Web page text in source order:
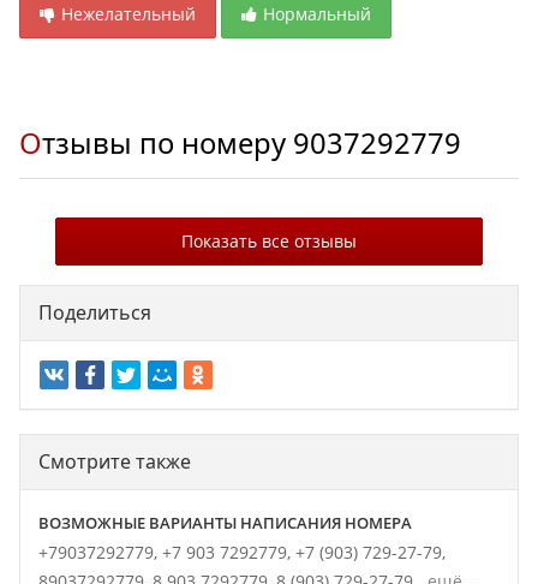
Нежелательный Нормальный
Отзывы по номеру 9037292779
Показать все отзывы
Поделиться
Смотрите также
ВОЗМОЖНЫЕ ВАРИАНТЫ НАПИСАНИЯ НОМЕРА
+79037292779, +7 903 7292779, +7 (903) 729-27-79,